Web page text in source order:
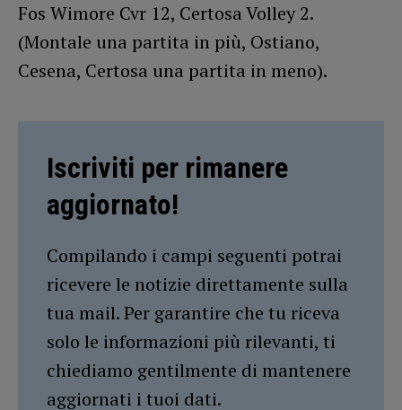
Fos Wimore Cvr 12, Certosa Volley 2.
(Montale una partita in più, Ostiano,
Cesena, Certosa una partita in meno).
Iscriviti per rimanere
aggiornato!
Compilando i campi seguenti potrai
ricevere le notizie direttamente sulla
tua mail. Per garantire che tu riceva
solo le informazioni più rilevanti, ti
chiediamo gentilmente di mantenere
aggiornati i tuoi dati.